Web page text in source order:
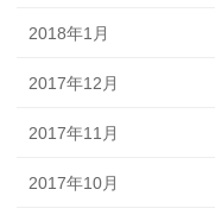
2018年1月
2017年12月
2017年11月
2017年10月